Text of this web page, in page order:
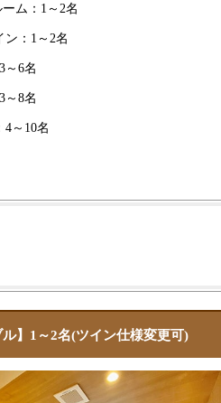
ム：1～2名
：1～2名
～6名
～8名
～10名
ル】1～2名(ツイン仕様変更可)